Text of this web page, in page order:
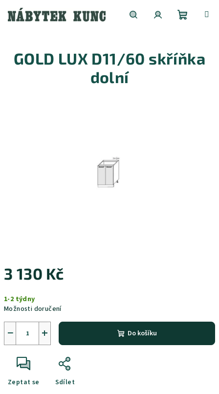
obsah
košík
3 130 Kč
cena:
1-2 týdny
Možnosti doručení
+
− Do košíku
Zeptat se Sdílet
GOLD LUX D11/60 skříňka
dolní